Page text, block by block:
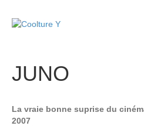
JUNO
La vraie bonne suprise du
2007